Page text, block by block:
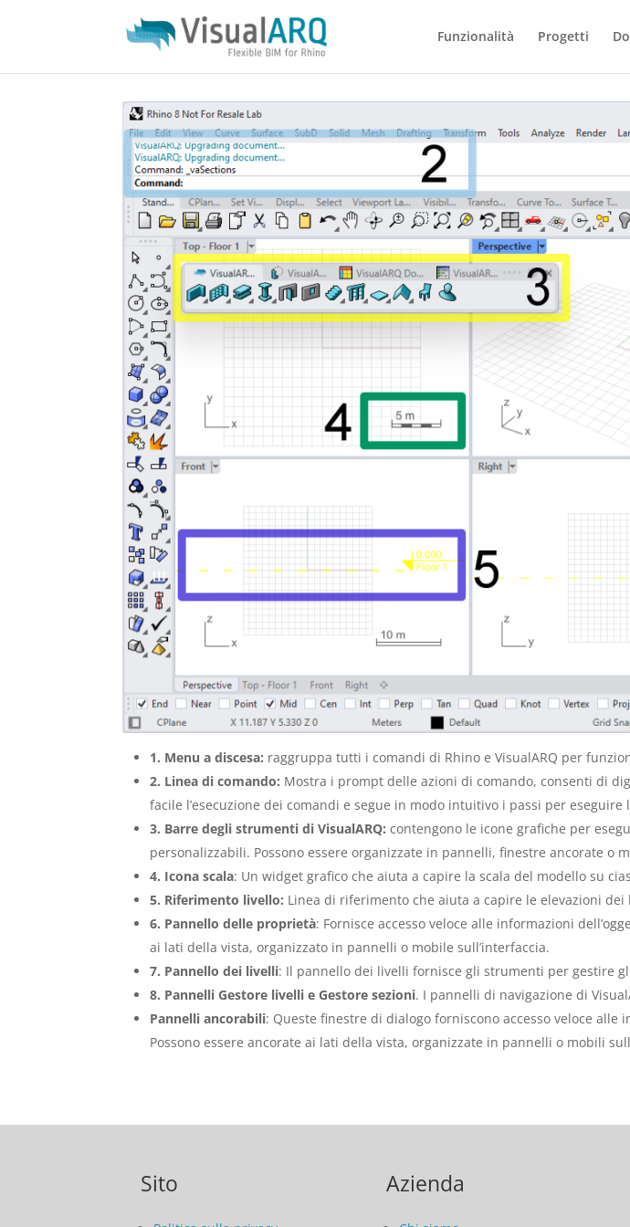
Funzionalità Progetti
1. Menu a discesa: raggruppa tutti i comandi di Rhino e VisualARQ per
2. Linea di comando: Mostra i prompt delle azioni di comando, consenti di
facile l’esecuzione dei comandi e segue in modo intuitivo i passi per eseguire
3. Barre degli strumenti di VisualARQ: contengono le icone grafiche per
personalizzabili. Possono essere organizzate in pannelli, finestre ancorate o
4. Icona scala: Un widget grafico che aiuta a capire la scala del modello su
5. Riferimento livello: Linea di riferimento che aiuta a capire le elevazioni
6. Pannello delle proprietà: Fornisce accesso veloce alle informazioni
ai lati della vista, organizzato in pannelli o mobile sull’interfaccia.
7. Pannello dei livelli: Il pannello dei livelli fornisce gli strumenti per gestire
8. Pannelli Gestore livelli e Gestore sezioni. I pannelli di navigazione di
Pannelli ancorabili: Queste finestre di dialogo forniscono accesso veloce
Possono essere ancorate ai lati della vista, organizzate in pannelli o mobili
Sito Azienda